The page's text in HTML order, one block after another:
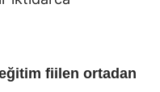
fiilen ortadan